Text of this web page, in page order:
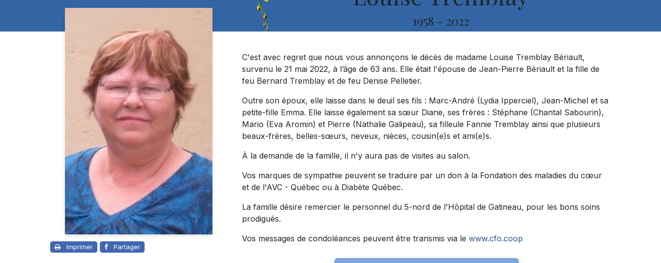
1958 - 2022
Imprimer Partager
C'est avec regret que nous vous annonçons le décès de madame Louise Tremblay Bériault,
survenu le 21 mai 2022, à l’âge de 63 ans. Elle était l'épouse de Jean-Pierre Bériault et la fille de
feu Bernard Tremblay et de feu Denise Pelletier.
Outre son époux, elle laisse dans le deuil ses fils : Marc-André (Lydia Ipperciel), Jean-Michel et sa
petite-fille Emma. Elle laisse également sa sœur Diane, ses frères : Stéphane (Chantal Sabourin),
Mario (Eva Aromin) et Pierre (Nathalie Galipeau), sa filleule Fannie Tremblay ainsi que plusieurs
beaux-frères, belles-sœurs, neveux, nièces, cousin(e)s et ami(e)s.
À la demande de la famille, il n'y aura pas de visites au salon.
Vos marques de sympathie peuvent se traduire par un don à la Fondation des maladies du cœur
et de l'AVC - Québec ou à Diabète Québec.
La famille désire remercier le personnel du 5-nord de l'Hôpital de Gatineau, pour les bons soins
prodigués.
Vos messages de condoléances peuvent être transmis via le www.cfo.coop